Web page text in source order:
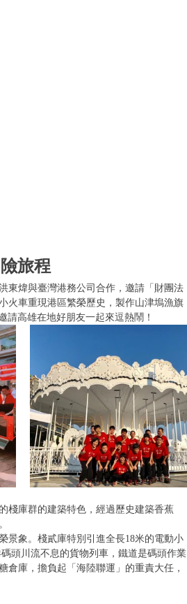
旅程
東煒與臺灣港務公司合作，邀請「財團法
火車重現港區繁榮歷史，製作山津塢漁旗
請高雄在地好朋友一起來逗熱鬧！
棧庫群的建築特色，經過歷史建築香蕉
景象。棧貳庫特別引進全長18米的電動小
頭川流不息的貨物列車，鐵道是碼頭作業
倉庫，擔負起「海陸聯運」的重責大任，